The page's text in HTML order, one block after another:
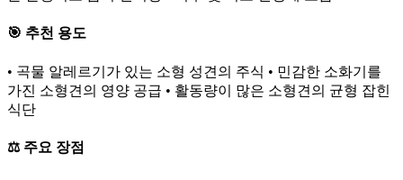
🎯 추천 용도
• 곡물 알레르기가 있는 소형 성견의 주식 • 민감한 소화기를
가진 소형견의 영양 공급 • 활동량이 많은 소형견의 균형 잡힌
식단
⚖️ 주요 장점